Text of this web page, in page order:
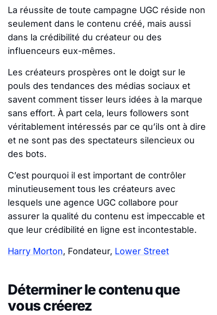
La réussite de toute campagne UGC réside non
seulement dans le contenu créé, mais aussi
dans la crédibilité du créateur ou des
influenceurs eux-mêmes.
Les créateurs prospères ont le doigt sur le
pouls des tendances des médias sociaux et
savent comment tisser leurs idées à la marque
sans effort. À part cela, leurs followers sont
véritablement intéressés par ce qu’ils ont à dire
et ne sont pas des spectateurs silencieux ou
des bots.
C’est pourquoi il est important de contrôler
minutieusement tous les créateurs avec
lesquels une agence UGC collabore pour
assurer la qualité du contenu est impeccable et
que leur crédibilité en ligne est incontestable.
Harry Morton, Fondateur, Lower Street
Déterminer le contenu que
vous créerez